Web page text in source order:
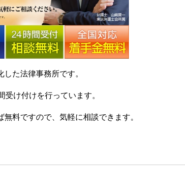
た法律事務所です。
け付けを行っています。
料ですので、気軽に相談できます。